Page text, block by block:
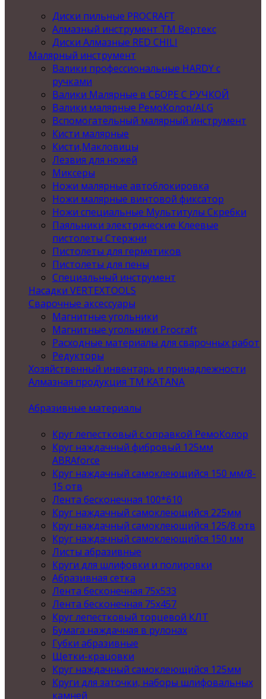
Диски пильные PROCRAFT
Алмазный инструмент ТМ Вертекс
Диски Алмазные RED CHILI
Малярный инструмент
Валики профессиональные HARDY с
ручками
Валики Малярные в СБОРЕ С РУЧКОЙ
Валики малярные РемоКолор/ALG
Вспомогательный малярный инструмент
Кисти малярные
Кисти,Макловицы
Лезвия для ножей
Миксеры
Ножи малярные автоблокировка
Ножи малярные винтовой фиксатор
Ножи специальные Мультитулы Скребки
Паяльники электрические Клеевые
пистолеты Стержни
Пистолеты для герметиков
Пистолеты для пены
Специальный инструмент
Насадки VERTEXTOOLS
Сварочные аксессуары
Магнитные угольники
Магнитные угольники Procraft
Расходные материалы для сварочных работ
Редукторы
Хозяйственный инвентарь и принадлежности
Алмазная продукция ТМ KATANA
Абразивные материалы
Круг лепестковый с оправкой РемоКолор
Круг наждачный фибровый 125мм
ABRAforce
Круг наждачный самоклеющийся 150 мм/8-
15 отв
Лента бесконечная 100*610
Круг наждачный самоклеющийся 225мм
Круг наждачный самоклеющийся 125/8 отв
Круг наждачный самоклеющийся 150 мм
Листы абразивные
Круги для шлифовки и полировки
Абразивная сетка
Лента бесконечная 75х533
Лента бесконечная 75х457
Круг лепестковый торцевой КЛТ
Бумага наждачная в рулонах
Губки абразивные
Щетки-крацовки
Круг наждачный самоклеющийся 125мм
Круги для заточки, наборы шлифовальных
камней